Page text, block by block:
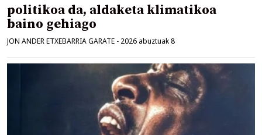
politikoa da, aldaketa klimatikoa
baino gehiago
JON ANDER ETXEBARRIA GARATE - 2026 abuztuak 8